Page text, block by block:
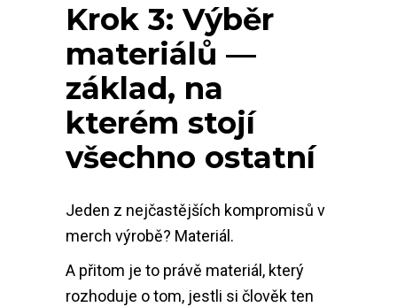
Krok 3: Výběr
materiálů —
základ, na
kterém stojí
všechno ostatní
Jeden z nejčastějších kompromisů v
merch výrobě? Materiál.
A přitom je to právě materiál, který
rozhoduje o tom, jestli si člověk ten